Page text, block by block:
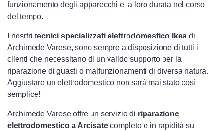
funzionamento degli apparecchi e la loro durata nel corso
del tempo.
I nosrtri tecnici specializzati elettrodomestico Ikea di
Archimede Varese, sono sempre a disposizione di tutti i
clienti che necessitano di un valido supporto per la
riparazione di guasti o malfunzionamenti di diversa natura.
Aggiustare un elettrodomestico non sarà mai stato così
semplice!
Archimede Varese offre un servizio di riparazione
elettrodomestico a Arcisate completo e in rapidità su